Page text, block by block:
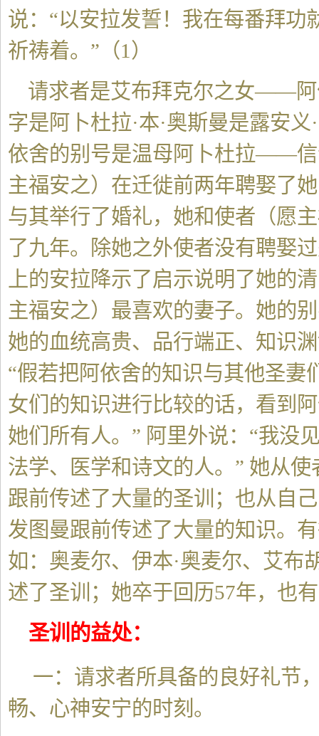
说：“以安拉发誓！我在每番拜功
祈祷着。”（1）
请求者是艾布拜克尔之女——阿
字是阿卜杜拉·本·奥斯曼是露安义
依舍的别号是温母阿卜杜拉——
主福安之）在迁徙前两年聘娶了
与其举行了婚礼，她和使者（愿
了九年。除她之外使者没有聘娶
上的安拉降示了启示说明了她的
主福安之）最喜欢的妻子。她的
她的血统高贵、品行端正、知识
“假若把阿依舍的知识与其他圣妻
女们的知识进行比较的话，看到
她们所有人。” 阿里外说：“我没
法学、医学和诗文的人。” 她从
跟前传述了大量的圣训；也从自
发图曼跟前传述了大量的知识。
如：奥麦尔、伊本·奥麦尔、艾布
述了圣训；她卒于回历57年，也
圣训的益处：
一：请求者所具备的良好礼节
畅、心神安宁的时刻。